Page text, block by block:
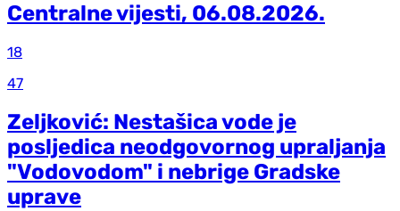
Centralne vijesti, 06.08.2026.
18
47
Zeljković: Nestašica vode je
posljedica neodgovornog upraljanja
"Vodovodom" i nebrige Gradske
uprave